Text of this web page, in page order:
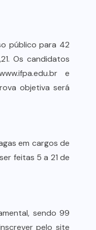
público para 42
Os candidatos
e
objetiva será
em cargos de
feitas 5 a 21 de
sendo 99
pelo site